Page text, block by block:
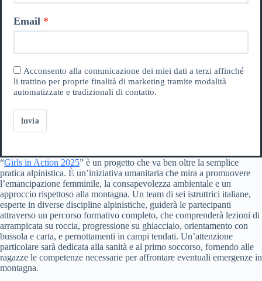
Email
Acconsento alla comunicazione dei miei dati a terzi affinché
li trattino per proprie finalità di marketing tramite modalità
automatizzate e tradizionali di contatto.
Invia
“Girls in Action 2025” è un progetto che va ben oltre la semplice
pratica alpinistica. È un’iniziativa umanitaria che mira a promuovere
l’emancipazione femminile, la consapevolezza ambientale e un
approccio rispettoso alla montagna. Un team di sei istruttrici italiane,
esperte in diverse discipline alpinistiche, guiderà le partecipanti
attraverso un percorso formativo completo, che comprenderà lezioni di
arrampicata su roccia, progressione su ghiacciaio, orientamento con
bussola e carta, e pernottamenti in campi tendati. Un’attenzione
particolare sarà dedicata alla sanità e al primo soccorso, fornendo alle
ragazze le competenze necessarie per affrontare eventuali emergenze in
montagna.